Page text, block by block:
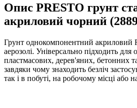
Опис PRESTO грунт
акриловий чорний
Грунт однокомпонентний
аерозолі. Універсально підходить
пластмасових, дерев'яних, бетонних
завдяки чому знаходить безліч
так і в побуті, на робочому місці або